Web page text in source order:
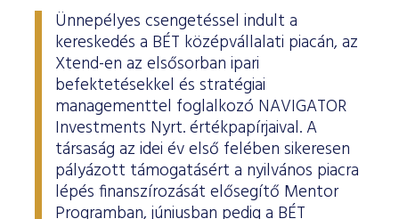
Ünnepélyes csengetéssel indult a
kereskedés a BÉT középvállalati piacán, az
Xtend-en az elsősorban ipari
befektetésekkel és stratégiai
managementtel foglalkozó NAVIGATOR
Investments Nyrt. értékpapírjaival. A
társaság az idei év első felében sikeresen
pályázott támogatásért a nyilvános piacra
lépés finanszírozását elősegítő Mentor
Programban, júniusban pedig a BÉT